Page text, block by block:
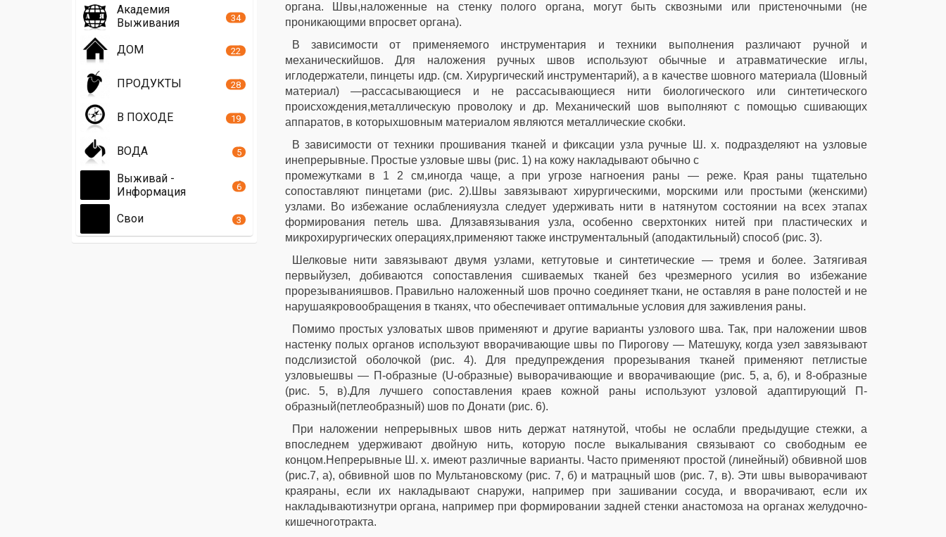
органа. Швы,наложенные на стенку полого органа, могут быть сквозными или пристеночными (не
проникающими впросвет органа).
В зависимости от применяемого инструментария и техники выполнения различают ручной и
механическийшов. Для наложения ручных швов используют обычные и атравматические иглы,
иглодержатели, пинцеты идр. (см. Хирургический инструментарий), а в качестве шовного материала (Шовный
материал) —рассасывающиеся и не рассасывающиеся нити биологического или синтетического
происхождения,металлическую проволоку и др. Механический шов выполняют с помощью сшивающих
аппаратов, в которыхшовным материалом являются металлические скобки.
В зависимости от техники прошивания тканей и фиксации узла ручные Ш. х. подразделяют на узловые
инепрерывные. Простые узловые швы (рис. 1) на кожу накладывают обычно с
промежутками в 1 2 см,иногда чаще, а при угрозе нагноения раны — реже. Края раны тщательно
сопоставляют пинцетами (рис. 2).Швы завязывают хирургическими, морскими или простыми (женскими)
узлами. Во избежание ослабленияузла следует удерживать нити в натянутом состоянии на всех этапах
формирования петель шва. Длязавязывания узла, особенно сверхтонких нитей при пластических и
микрохирургических операциях,применяют также инструментальный (аподактильный) способ (рис. 3).
Шелковые нити завязывают двумя узлами, кетгутовые и синтетические — тремя и более. Затягивая
первыйузел, добиваются сопоставления сшиваемых тканей без чрезмерного усилия во избежание
прорезыванияшвов. Правильно наложенный шов прочно соединяет ткани, не оставляя в ране полостей и не
нарушаякровообращения в тканях, что обеспечивает оптимальные условия для заживления раны.
Помимо простых узловатых швов применяют и другие варианты узлового шва. Так, при наложении швов
настенку полых органов используют вворачивающие швы по Пирогову — Матешуку, когда узел завязывают
подслизистой оболочкой (рис. 4). Для предупреждения прорезывания тканей применяют петлистые
узловыешвы — П-образные (U-образные) выворачивающие и вворачивающие (рис. 5, а, б), и 8-образные
(рис. 5, в).Для лучшего сопоставления краев кожной раны используют узловой адаптирующий П-
образный(петлеобразный) шов по Донати (рис. 6).
При наложении непрерывных швов нить держат натянутой, чтобы не ослабли предыдущие стежки, а
впоследнем удерживают двойную нить, которую после выкалывания связывают со свободным ее
концом.Непрерывные Ш. х. имеют различные варианты. Часто применяют простой (линейный) обвивной шов
(рис.7, а), обвивной шов по Мультановскому (рис. 7, б) и матрацный шов (рис. 7, в). Эти швы выворачивают
краяраны, если их накладывают снаружи, например при зашивании сосуда, и вворачивают, если их
накладываютизнутри органа, например при формировании задней стенки анастомоза на органах желудочно-
кишечноготракта.
Академия
Выживания
34
ДОМ 22
ПРОДУКТЫ 28
В ПОХОДЕ 19
ВОДА 5
Выживай -
Информация
6
Свои 3